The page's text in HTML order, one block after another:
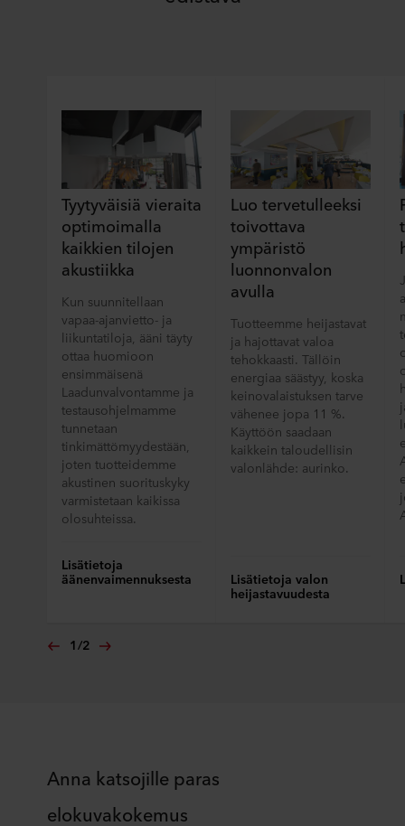
Tyytyväisiä vieraita
optimoimalla
kaikkien tilojen
akustiikka
Kun suunnitellaan
vapaa-ajanvietto- ja
liikuntatiloja, ääni täyty
ottaa huomioon
ensimmäisenä
Laadunvalvontamme ja
testausohjelmamme
tunnetaan
tinkimättömyydestään,
joten tuotteidemme
akustinen suorituskyky
varmistetaan kaikissa
olosuhteissa.
Lisätietoja
äänenvaimennuksesta
Luo tervetulleeksi
toivottava
ympäristö
luonnonvalon
avulla
Tuotteemme heijastavat
ja hajottavat valoa
tehokkaasti. Tällöin
energiaa säästyy, koska
keinovalaistuksen tarve
vähenee jopa 11 %.
Käyttöön saadaan
kaikkein taloudellisin
valonlähde: aurinko.
Lisätietoja valon
heijastavuudesta
1/2
Anna katsojille paras
elokuvakokemus